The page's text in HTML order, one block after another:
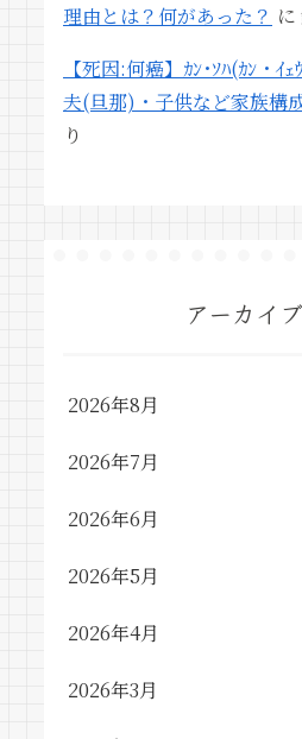
理由とは？何があった？ に
【死因:何癌】ｶﾝ･ｿﾊ(ｶﾝ・ｲ
夫(旦那)・子供など家族構
り
アーカイブ
2026年8月
2026年7月
2026年6月
2026年5月
2026年4月
2026年3月